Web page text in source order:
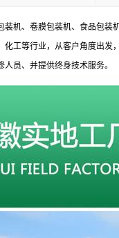
机、卷膜包装机、食品包装
化工等行业，从客户角度出
员、并提供终身技术服务。